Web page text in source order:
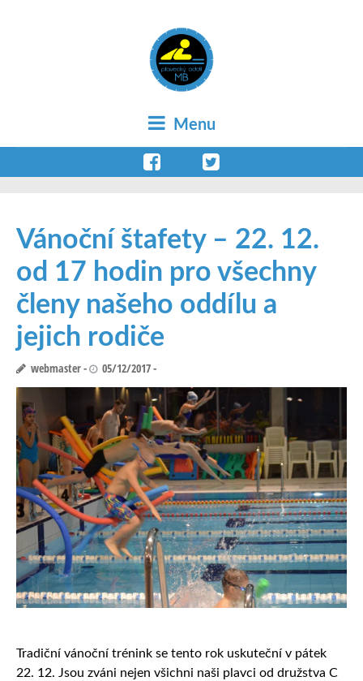
Menu
Vánoční štafety – 22. 12.
od 17 hodin pro všechny
členy našeho oddílu a
jejich rodiče
webmaster 05/12/2017
Tradiční vánoční trénink se tento rok uskuteční v pátek
22. 12. Jsou zváni nejen všichni naši plavci od družstva C